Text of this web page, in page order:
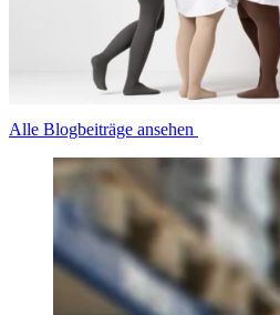
Alle Blogbeiträge ansehen